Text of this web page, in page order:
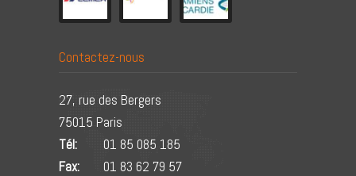
Contactez-nous
27, rue des Bergers
75015 Paris
Tél:
01 85 085 185
Fax:
01 83 62 79 57